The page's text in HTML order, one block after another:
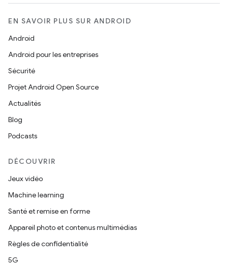
EN SAVOIR PLUS SUR ANDROID
Android
Android pour les entreprises
Sécurité
Projet Android Open Source
Actualités
Blog
Podcasts
DÉCOUVRIR
Jeux vidéo
Machine learning
Santé et remise en forme
Appareil photo et contenus multimédias
Règles de confidentialité
5G